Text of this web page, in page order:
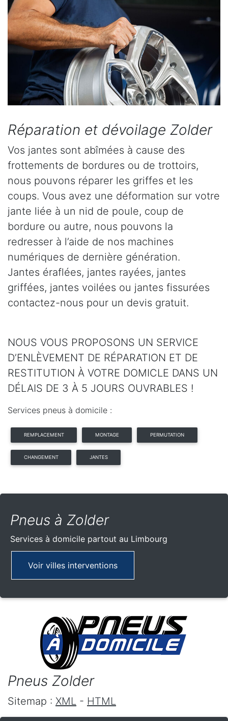
Réparation et dévoilage Zolder
Vos jantes sont abîmées à cause des
frottements de bordures ou de trottoirs,
nous pouvons réparer les griffes et les
coups. Vous avez une déformation sur votre
jante liée à un nid de poule, coup de
bordure ou autre, nous pouvons la
redresser à l’aide de nos machines
numériques de dernière génération.
Jantes éraflées, jantes rayées, jantes
griffées, jantes voilées ou jantes fissurées
contactez-nous pour un devis gratuit.
NOUS VOUS PROPOSONS UN SERVICE
D’ENLÈVEMENT DE RÉPARATION ET DE
RESTITUTION À VOTRE DOMICLE DANS UN
DÉLAIS DE 3 À 5 JOURS OUVRABLES !
Services pneus à domicile :
REMPLACEMENT MONTAGE PERMUTATION
CHANGEMENT JANTES
Pneus à Zolder
Services à domicile partout au Limbourg
Voir villes interventions
Pneus Zolder
Sitemap : XML - HTML